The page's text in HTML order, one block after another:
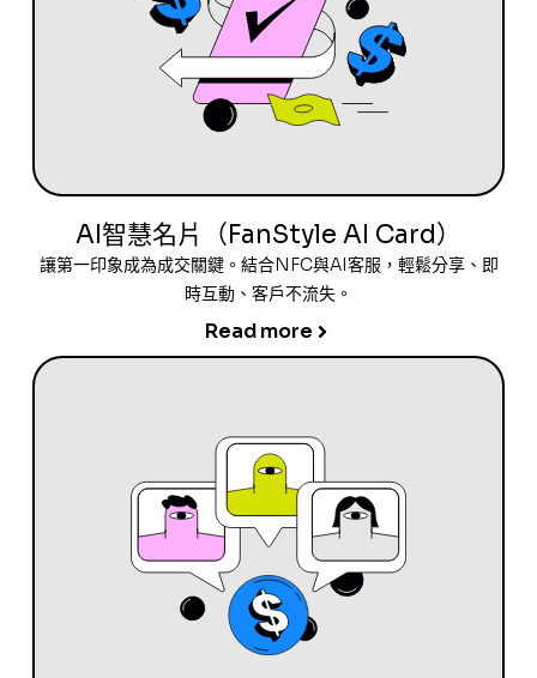
AI智慧名片（FanStyle AI Card）
讓第一印象成為成交關鍵。結合NFC與AI客服，輕鬆分享、即
時互動、客戶不流失。
Read more